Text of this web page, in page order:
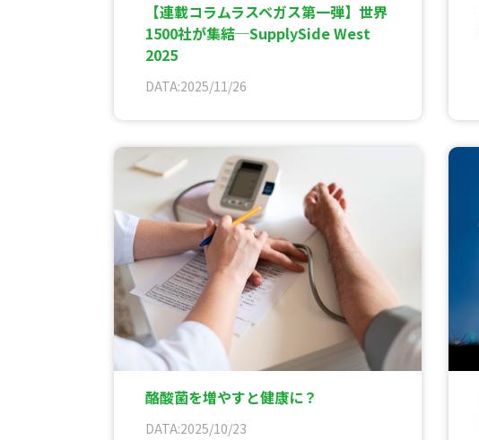
【連載コラムラスベガス第一弾】世界
1500社が集結─SupplySide West
2025
DATA:2025/11/26
酪酸菌を増やすと健康に？
DATA:2025/10/23